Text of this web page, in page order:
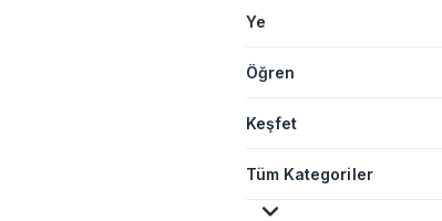
Ye
Öğren
Keşfet
Tüm Kategoriler